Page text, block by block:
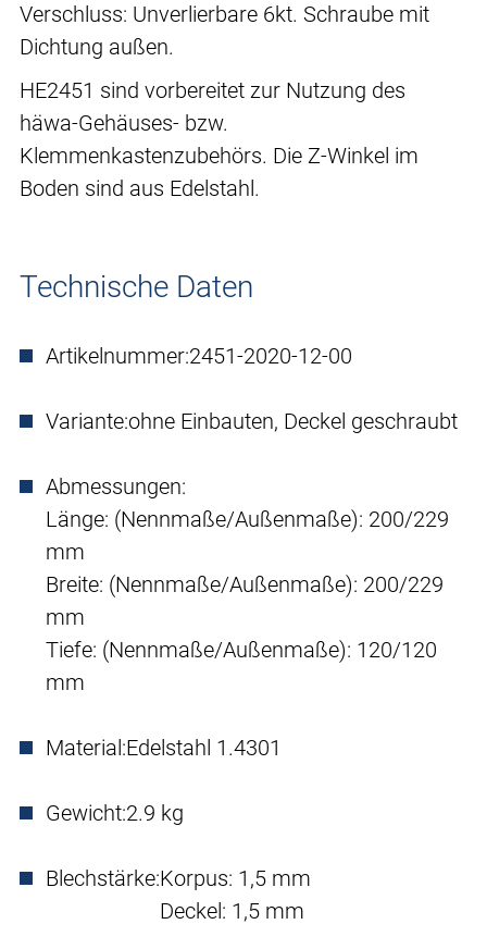
Verschluss: Unverlierbare 6kt. Schraube mit
Dichtung außen.
HE2451 sind vorbereitet zur Nutzung des
häwa-Gehäuses- bzw.
Klemmenkastenzubehörs. Die Z-Winkel im
Boden sind aus Edelstahl.
Technische Daten
Artikelnummer:2451-2020-12-00
Variante:ohne Einbauten, Deckel geschraubt
Abmessungen:
Länge: (Nennmaße/Außenmaße): 200/229
mm
Breite: (Nennmaße/Außenmaße): 200/229
mm
Tiefe: (Nennmaße/Außenmaße): 120/120
mm
Material:Edelstahl 1.4301
Gewicht:2.9 kg
Blechstärke:Korpus: 1,5 mm
Deckel: 1,5 mm